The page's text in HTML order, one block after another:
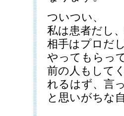
ついつい、
私は患者だし
相手はプロだ
やってもらっ
前の人もして
れるはず、言
と思いがちな